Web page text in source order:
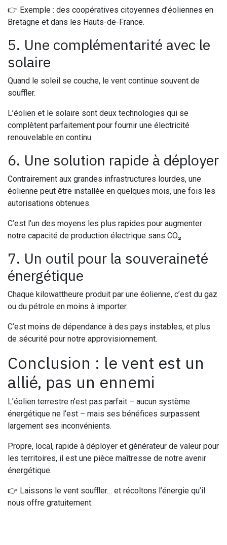
👉 Exemple : des coopératives citoyennes d’éoliennes en
Bretagne et dans les Hauts-de-France.
5. Une complémentarité avec le
solaire
Quand le soleil se couche, le vent continue souvent de
souffler.
L’éolien et le solaire sont deux technologies qui se
complètent parfaitement pour fournir une électricité
renouvelable en continu.
6. Une solution rapide à déployer
Contrairement aux grandes infrastructures lourdes, une
éolienne peut être installée en quelques mois, une fois les
autorisations obtenues.
C’est l’un des moyens les plus rapides pour augmenter
notre capacité de production électrique sans CO₂.
7. Un outil pour la souveraineté
énergétique
Chaque kilowattheure produit par une éolienne, c’est du gaz
ou du pétrole en moins à importer.
C’est moins de dépendance à des pays instables, et plus
de sécurité pour notre approvisionnement.
Conclusion : le vent est un
allié, pas un ennemi
L’éolien terrestre n’est pas parfait – aucun système
énergétique ne l’est – mais ses bénéfices surpassent
largement ses inconvénients.
Propre, local, rapide à déployer et générateur de valeur pour
les territoires, il est une pièce maîtresse de notre avenir
énergétique.
👉 Laissons le vent souffler… et récoltons l’énergie qu’il
nous offre gratuitement.